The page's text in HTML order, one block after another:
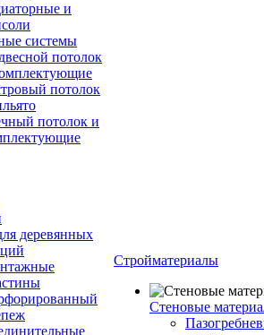
и
системы
потолок
потолок
потолок и
деревянных
Стройматериалы
Стеновые